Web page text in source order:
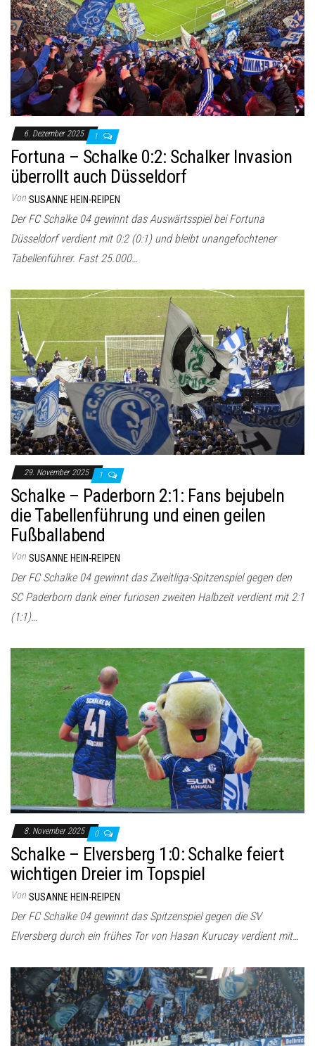
6. Dezember 2025 1
Fortuna – Schalke 0:2: Schalker Invasion
überrollt auch Düsseldorf
Von SUSANNE HEIN-REIPEN
Der FC Schalke 04 gewinnt das Auswärtsspiel bei Fortuna
Düsseldorf verdient mit 0:2 (0:1) und bleibt unangefochtener
Tabellenführer. Fast 25.000…
29. November 2025 1
Schalke – Paderborn 2:1: Fans bejubeln
die Tabellenführung und einen geilen
Fußballabend
Von SUSANNE HEIN-REIPEN
Der FC Schalke 04 gewinnt das Zweitliga-Spitzenspiel gegen den
SC Paderborn dank einer furiosen zweiten Halbzeit verdient mit 2:1
(1:1)…
8. November 2025 0
Schalke – Elversberg 1:0: Schalke feiert
wichtigen Dreier im Topspiel
Von SUSANNE HEIN-REIPEN
Der FC Schalke 04 gewinnt das Spitzenspiel gegen die SV
Elversberg durch ein frühes Tor von Hasan Kurucay verdient mit…